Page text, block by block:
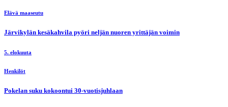
Elävä maaseutu
Järvikylän kesäkahvila pyöri neljän nuoren yrittäjän voimin
5. elokuuta
Henkilöt
Pokelan suku kokoontui 30-vuotisjuhlaan